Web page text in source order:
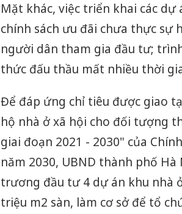
Mặt khác, việc triển khai các dự
chính sách ưu đãi chưa thực sự
người dân tham gia đầu tư;
thức đấu thầu mất nhiều thời
Để đáp ứng chỉ tiêu được giao
hộ nhà ở xã hội cho đối tượng
giai đoạn 2021 - 2030" của
năm 2030, UBND thành phố
trương đầu tư 4 dự án khu nhà
triệu m2 sàn, làm cơ sở để tổ